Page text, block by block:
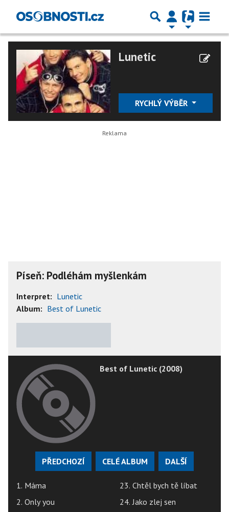
Lunetic
RYCHLÝ VÝBĚR
Píseň: Podléhám myšlenkám
Interpret: Lunetic
Album: Best of Lunetic
Best of Lunetic (2008)
PŘEDCHOZÍ CELÉ ALBUM DALŠÍ
1. Máma
2. Only you
23. Chtěl bych tě líbat
24. Jako zlej sen